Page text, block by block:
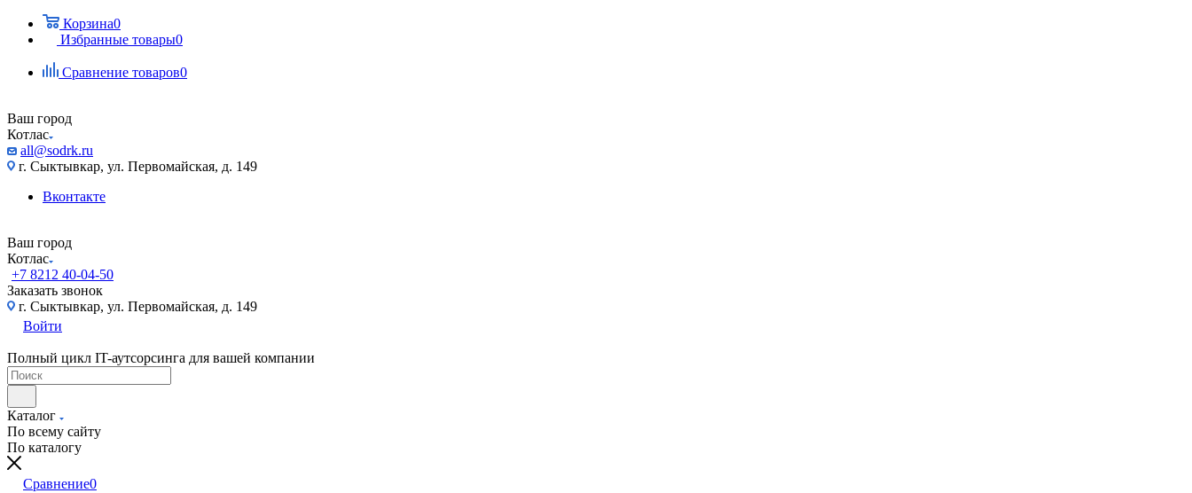
Корзина0
Избранные товары0
Сравнение товаров0
Ваш город
Котлас
all@sodrk.ru
г. Сыктывкар, ул. Первомайская, д. 149
Вконтакте
Ваш город
Котлас
+7 8212 40-04-50
Заказать звонок
г. Сыктывкар, ул. Первомайская, д. 149
Войти
Полный цикл IT-аутсорсинга для вашей компании
Каталог
По всему сайту
По каталогу
Сравнение0